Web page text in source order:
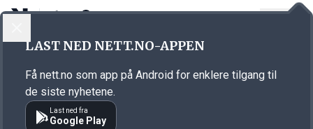
Annonsørinnhold
LAST NED NETT.NO-APPEN
Få nett.no som app på Android for enklere tilgang til
de siste nyhetene.
Last ned fra
Google Play